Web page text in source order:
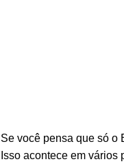
Se você pensa que só o
Isso acontece em